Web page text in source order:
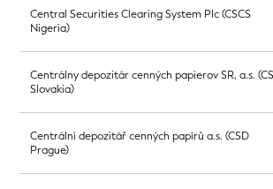
Central Securities Clearing System Plc (CSCS
Nigeria)
Centrálny depozitár cenných papierov SR, a.s.
Slovakia)
Centrální depozitář cenných papírů a.s. (CSD
Prague)